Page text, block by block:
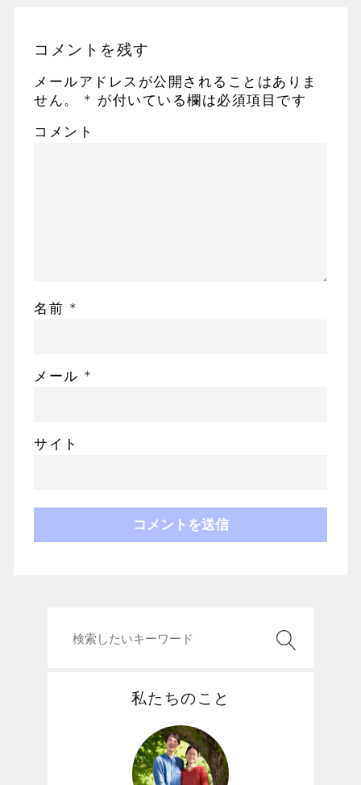
コメントを残す
メールアドレスが公開されることはありま
せん。
* が付いている欄は必須項目です
コメント
名前 *
メール *
サイト
私たちのこと